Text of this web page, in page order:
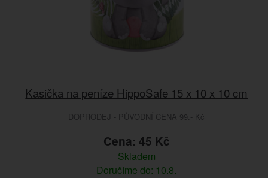
Kasička na peníze HippoSafe 15 x 10 x 10 cm
DOPRODEJ - PŮVODNÍ CENA 99.- Kč
Cena: 45 Kč
Skladem
Doručíme do: 10.8.